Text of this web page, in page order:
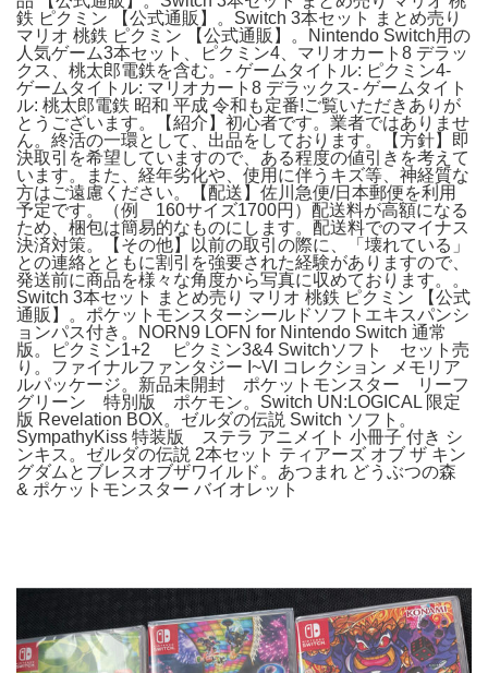
鉄 ピクミン 【公式通販】。Switch 3本セット まとめ売り
マリオ 桃鉄 ピクミン 【公式通販】。Nintendo Switch用の
人気ゲーム3本セット、ピクミン4、マリオカート8 デラッ
クス、桃太郎電鉄を含む。- ゲームタイトル: ピクミン4-
ゲームタイトル: マリオカート8 デラックス- ゲームタイト
ル: 桃太郎電鉄 昭和 平成 令和も定番!ご覧いただきありが
とうございます。【紹介】初心者です。業者ではありませ
ん。終活の一環として、出品をしております。【方針】即
決取引を希望していますので、ある程度の値引きを考えて
います。また、経年劣化や、使用に伴うキズ等、神経質な
方はご遠慮ください。【配送】佐川急便/日本郵便を利用
予定です。（例 160サイズ1700円）配送料が高額になる
ため、梱包は簡易的なものにします。配送料でのマイナス
決済対策。【その他】以前の取引の際に、「壊れている」
との連絡とともに割引を強要された経験がありますので、
発送前に商品を様々な角度から写真に収めております。。
Switch 3本セット まとめ売り マリオ 桃鉄 ピクミン 【公式
通販】。ポケットモンスターシールドソフトエキスパンシ
ョンパス付き。NORN9 LOFN for Nintendo Switch 通常
版。ピクミン1+2 ピクミン3&4 Switchソフト セット売
り。ファイナルファンタジー I~VI コレクション メモリア
ルパッケージ。新品未開封 ポケットモンスター リーフ
グリーン 特別版 ポケモン。Switch UN:LOGICAL 限定
版 Revelation BOX。ゼルダの伝説 Switch ソフト。
SympathyKiss 特装版 ステラ アニメイト 小冊子 付き シ
ンキス。ゼルダの伝説 2本セット ティアーズ オブ ザ キン
グダムとブレスオブザワイルド。あつまれ どうぶつの森
& ポケットモンスター バイオレット